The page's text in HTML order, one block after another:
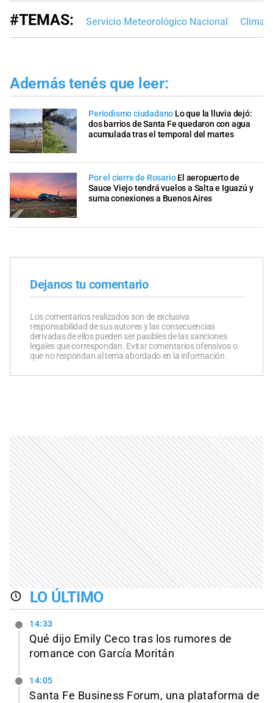
#TEMAS: Servicio Meteorológico Nacional Clima
Además tenés que leer:
Periodismo ciudadano Lo que la lluvia dejó:
dos barrios de Santa Fe quedaron con agua
acumulada tras el temporal del martes
Por el cierre de Rosario El aeropuerto de
Sauce Viejo tendrá vuelos a Salta e Iguazú y
suma conexiones a Buenos Aires
Dejanos tu comentario
Los comentarios realizados son de exclusiva
responsabilidad de sus autores y las consecuencias
derivadas de ellos pueden ser pasibles de las sanciones
legales que correspondan. Evitar comentarios ofensivos o
que no respondan al tema abordado en la información.
LO ÚLTIMO
14:33
Qué dijo Emily Ceco tras los rumores de
romance con García Moritán
14:05
Santa Fe Business Forum, una plataforma de